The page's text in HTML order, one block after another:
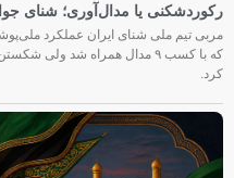
رکوردشکنی یا مدال‌آوری؛ شنای
مربی تیم ملی شنای ایران عملکرد
که با کسب ۹ مدال همراه شد ولی
کرد.